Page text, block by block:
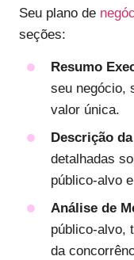
Seu plano de
seções:
Resumo
seu negócio,
valor única.
Descrição
detalhadas
público-alvo
Análise de
público-alvo,
da